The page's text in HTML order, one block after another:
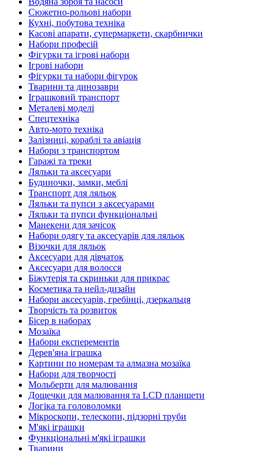
Сюжетно-рольові набори
Кухні, побутова техніка
Касові апарати, супермаркети, скарбнички
Набори професій
Фігурки та ігрові набори
Ігрові набори
Фігурки та набори фігурок
Тварини та динозаври
Іграшковий транспорт
Металеві моделі
Спецтехніка
Авто-мото техніка
Залізниці, кораблі та авіація
Набори з транспортом
Гаражі та треки
Ляльки та аксесуари
Будиночки, замки, меблі
Транспорт для ляльок
Ляльки та пупси з аксесуарами
Ляльки та пупси функціональні
Манекени для зачісок
Набори одягу та аксесуарів для ляльок
Візочки для ляльок
Аксесуари для дівчаток
Аксесуари для волосся
Біжутерія та скриньки для прикрас
Косметика та нейл-дизайн
Набори аксесуарів, гребінці, дзеркальця
Творчість та розвиток
Бісер в наборах
Мозаїка
Набори експерементів
Дерев'яна іграшка
Картини по номерам та алмазна мозаїка
Набори для творчості
Мольберти для малювання
Дощечки для малювання та LCD планшети
Логіка та головоломки
Мікроскопи, телескопи, підзорні труби
М'які іграшки
Функціональні м'які іграшки
Тварини